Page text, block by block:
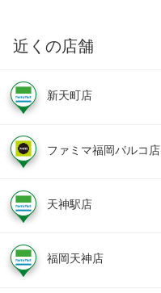
近くの店舗
新天町店
ファミマ福岡パルコ店
天神駅店
福岡天神店